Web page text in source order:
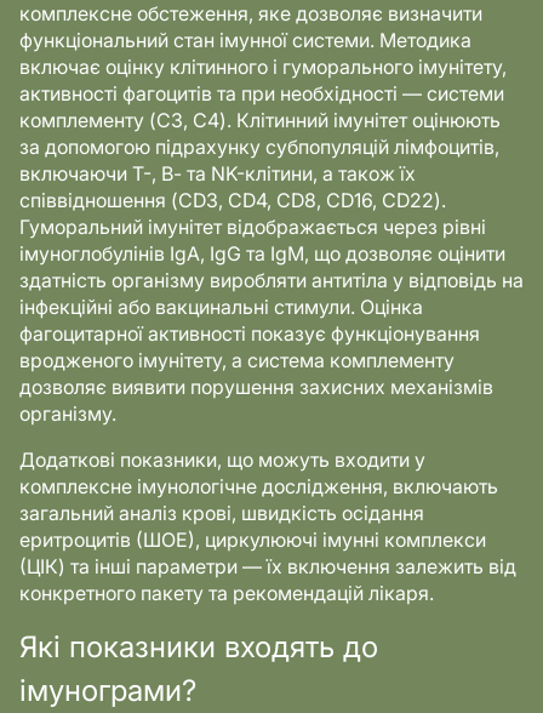
комплексне обстеження, яке дозволяє визначити
функціональний стан імунної системи. Методика
включає оцінку клітинного і гуморального імунітету,
активності фагоцитів та при необхідності — системи
комплементу (C3, C4). Клітинний імунітет оцінюють
за допомогою підрахунку субпопуляцій лімфоцитів,
включаючи Т-, В- та NK-клітини, а також їх
співвідношення (CD3, CD4, CD8, CD16, CD22).
Гуморальний імунітет відображається через рівні
імуноглобулінів IgA, IgG та IgM, що дозволяє оцінити
здатність організму виробляти антитіла у відповідь на
інфекційні або вакцинальні стимули. Оцінка
фагоцитарної активності показує функціонування
вродженого імунітету, а система комплементу
дозволяє виявити порушення захисних механізмів
організму.
Додаткові показники, що можуть входити у
комплексне імунологічне дослідження, включають
загальний аналіз крові, швидкість осідання
еритроцитів (ШОЕ), циркулюючі імунні комплекси
(ЦІК) та інші параметри — їх включення залежить від
конкретного пакету та рекомендацій лікаря.
Які показники входять до
імунограми?